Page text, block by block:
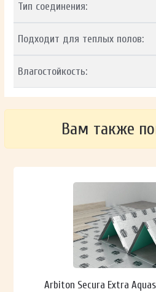
Тип соединения:
Подходит для теплых полов:
Влагостойкость:
Вам также
Arbiton Secura Extra